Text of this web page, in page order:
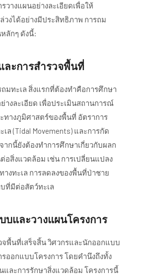
วางแผนอย่างละเอียดเพื่อให้
วงได้อย่างมีประสิทธิภาพ การถม
ลักๆ ดังนี้:
ละการสำรวจพื้นที่
ถมทะเล สิ่งแรกที่ต้องทำคือการศึกษา
างละเอียด เพื่อประเมินสถานการณ์
ทางภูมิศาสตร์ของพื้นที่ อัตราการ
ล (Tidal Movements) และการกัด
ากนี้ยังต้องทำการศึกษาเกี่ยวกับผลก
อสิ่งแวดล้อม เช่น การเปลี่ยนแปลง
างทะเล การลดลงของพื้นที่ป่าชาย
ที่มีต่อสัตว์ทะเล
บและวางแผนโครงการ
จพื้นที่เสร็จสิ้น วิศวกรและนักออกแบบ
รออกแบบโครงการ โดยคำนึงถึงทั้ง
และการรักษาสิ่งแวดล้อม โครงการนี้